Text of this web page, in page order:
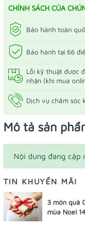
CHÍNH SÁCH CỦA
Bảo hành toàn
Bảo hành tại 66
Lỗi kỹ thuật được
nhận (khi mua
Dịch vụ chăm sóc
Mô tả sản
Nội dung đang cập
TIN KHUYẾN MÃI
3 món quà
mùa Noel